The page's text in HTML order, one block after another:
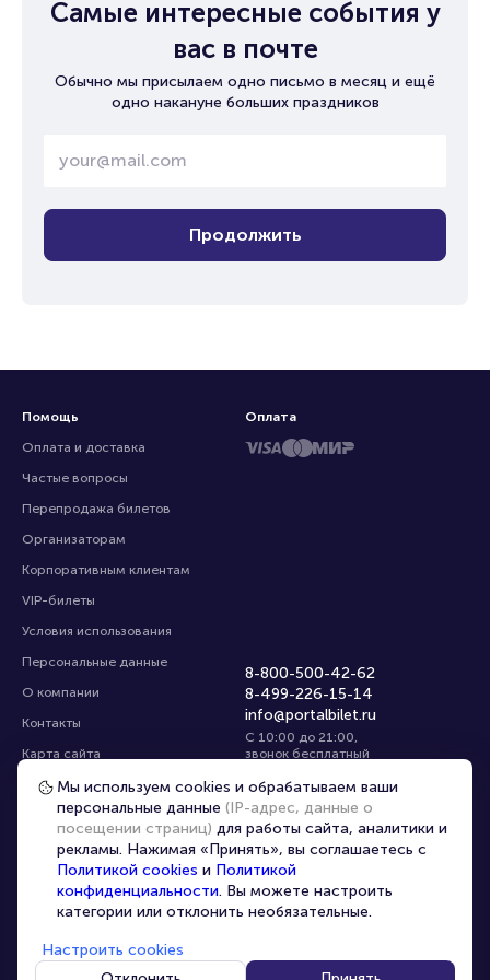
Самые интересные события у
вас в почте
Обычно мы присылаем одно письмо в месяц и ещё
одно накануне больших праздников
Продолжить
Помощь
Оплата и доставка
Частые вопросы
Перепродажа билетов
Организаторам
Корпоративным клиентам
VIP-билеты
Условия использования
Персональные данные
О компании
Контакты
Карта сайта
Управление cookies
8-800-500-42-62
8-499-226-15-14
info@portalbilet.ru
С 10:00 до 21:00,
звонок бесплатный
Все площадки
Оплата
Главная | Краснодар
© 2020 - 2026 portalbilet.ru Все права защищены
Мы используем cookies и обрабатываем ваши
персональные данные (IP-адрес, данные о
посещении страниц) для работы сайта, аналитики и
рекламы. Нажимая «Принять», вы соглашаетесь с
Политикой cookies и Политикой
конфиденциальности. Вы можете настроить
категории или отклонить необязательные.
Настроить cookies